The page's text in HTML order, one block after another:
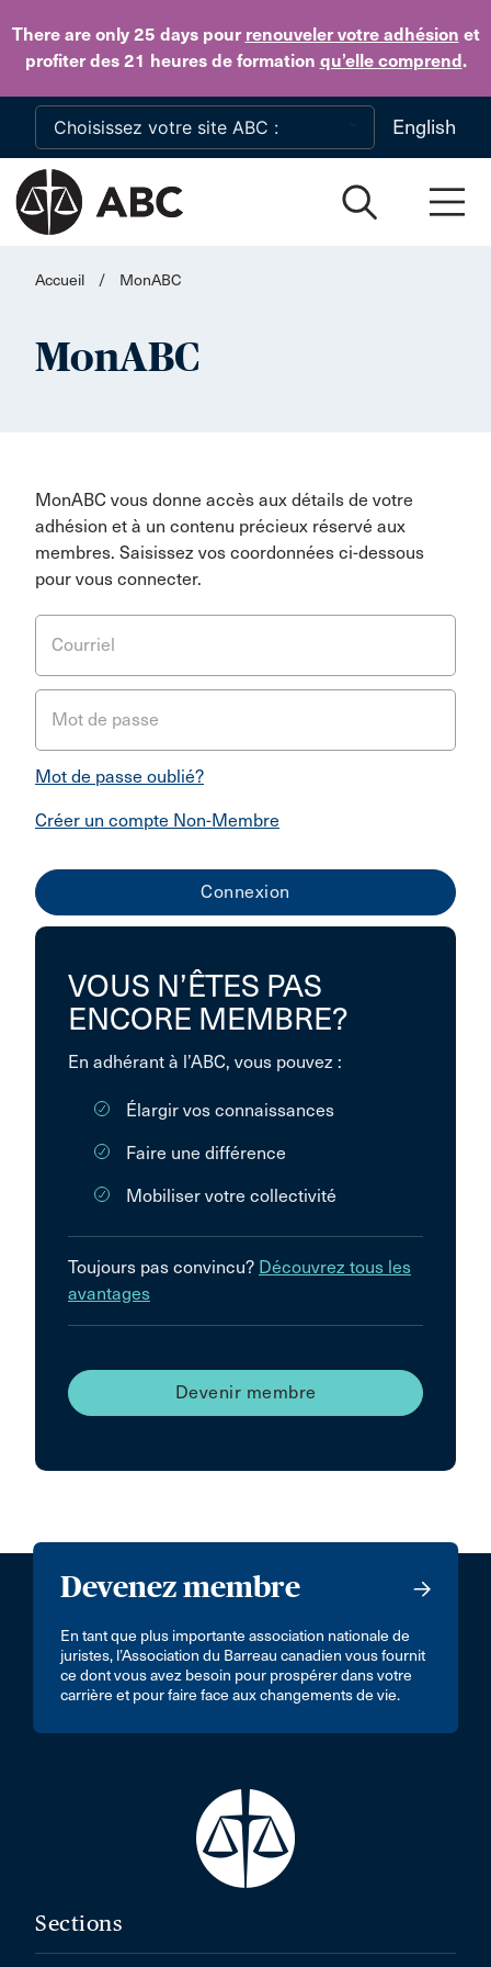
There are only 25 dayspour renouveler votre adhésion et
profiter des 21 heures de formation qu’elle comprend.
Skip to main content
English
Accueil / MonABC
MonABC
MonABC vous donne accès aux détails de votre
adhésion et à un contenu précieux réservé aux
membres. Saisissez vos coordonnées ci-dessous
pour vous connecter.
Courriel
Mot de passe
Mot de passe oublié?
Créer un compte Non-Membre
VOUS N’ÊTES PAS
ENCORE MEMBRE?
En adhérant à l’ABC, vous pouvez :
Élargir vos connaissances
Faire une différence
Mobiliser votre collectivité
Toujours pas convincu? Découvrez tous les
avantages
Devenir membre
Devenez membre
En tant que plus importante association nationale de
juristes, l’Association du Barreau canadien vous fournit
ce dont vous avez besoin pour prospérer dans votre
carrière et pour faire face aux changements de vie.
Sections